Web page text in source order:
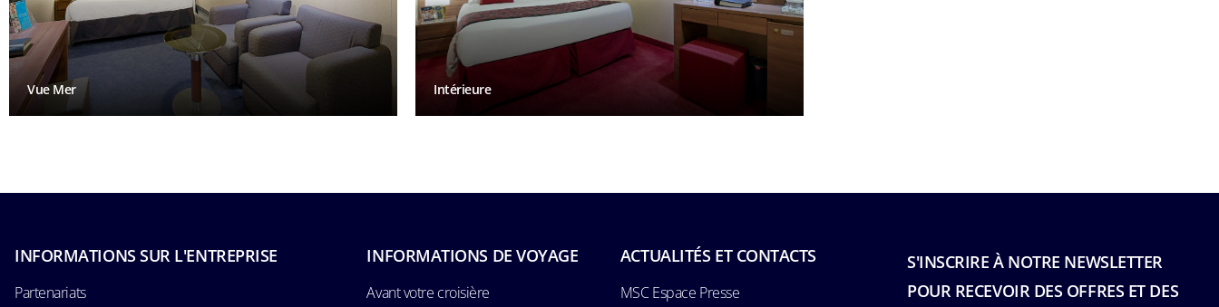
Vue Mer Intérieure
S'INSCRIRE À NOTRE NEWSLETTER
POUR RECEVOIR DES OFFRES ET DES
INFORMATIONS SUR L'ENTREPRISE
Partenariats
INFORMATIONS DE VOYAGE
Avant votre croisière
ACTUALITÉS ET CONTACTS
MSC Espace Presse